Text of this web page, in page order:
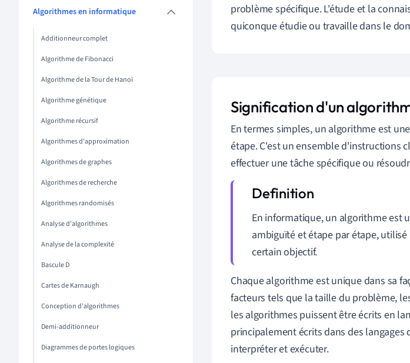
Algorithmes en informatique
Additionneur complet
Algorithme de Fibonacci
Algorithme de la Tour de Hanoï
Algorithme génétique
Algorithme récursif
Algorithmes d'approximation
Algorithmes de graphes
Algorithmes de recherche
Algorithmes randomisés
Analyse d'algorithmes
Analyse de la complexité
Bascule D
Cartes de Karnaugh
Conception d'algorithmes
Demi-additionneur
Diagrammes de portes logiques
problème spécifique. L'étude et la
quiconque étudie ou travaille dans le
Signification d'un
En termes simples, un algorithme est
étape. C'est un ensemble d'instructions
effectuer une tâche spécifique ou
En informatique, un algorithme est
ambiguïté et étape par étape,
certain objectif.
Chaque algorithme est unique dans sa
facteurs tels que la taille du problème,
les algorithmes puissent être écrits en
principalement écrits dans des
interpréter et exécuter.